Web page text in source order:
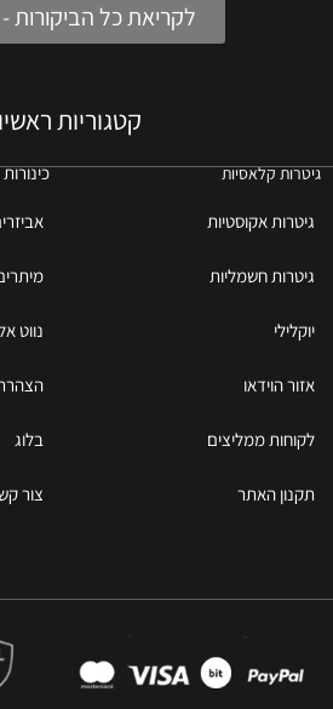
לקריאת כל הביקורות
קטגוריות
גיטרות קלאסיות כינורות
גיטרות אקוסטיות
גיטרות חשמליות
יוקלילי נווט
אזור הוידאו
לקוחות ממליצים בלוג
תקנון האתר צור